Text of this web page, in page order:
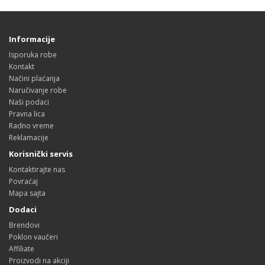
Informacije
Isporuka robe
Kontakt
Načini plaćanja
Naručivanje robe
Naši podaci
Pravna lica
Radno vreme
Reklamacije
Korisnički servis
Kontaktirajte nas
Povraćaj
Mapa sajta
Dodaci
Brendovi
Poklon vaučeri
Affiliate
Proizvodi na akciji